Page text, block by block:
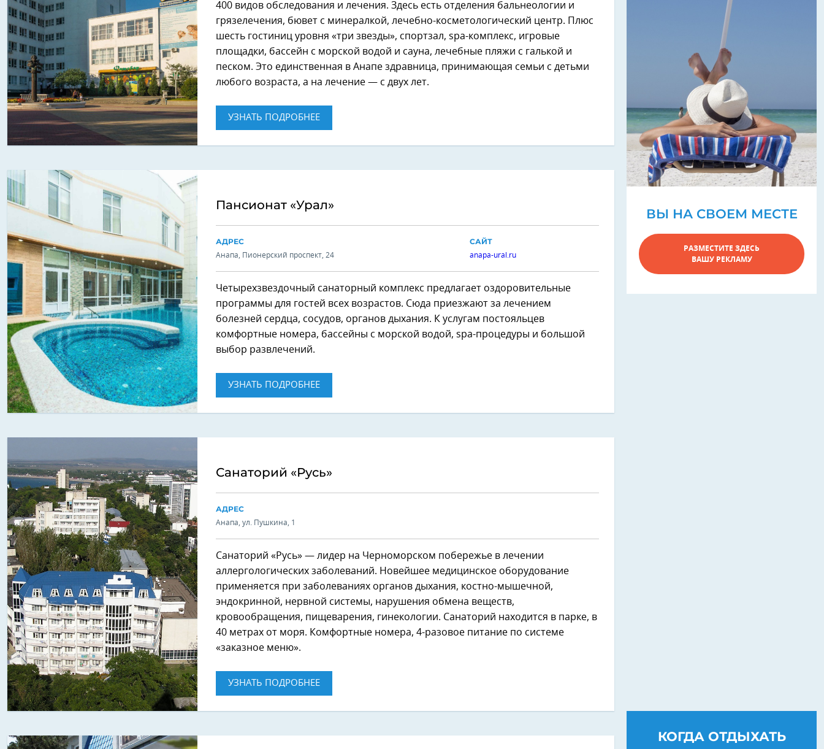
400 видов обследования и лечения. Здесь есть отделения бальнеологии и
грязелечения, бювет с минералкой, лечебно-косметологический центр. Плюс
шесть гостиниц уровня «три звезды», спортзал, spa-комплекс, игровые
площадки, бассейн с морской водой и сауна, лечебные пляжи с галькой и
песком. Это единственная в Анапе здравница, принимающая семьи с детьми
любого возраста, а на лечение — с двух лет.
УЗНАТЬ ПОДРОБНЕЕ
Пансионат «Урал»
АДРЕС
Анапа, Пионерский проспект, 24
САЙТ
anapa-ural.ru
Четырехзвездочный санаторный комплекс предлагает оздоровительные
программы для гостей всех возрастов. Сюда приезжают за лечением
болезней сердца, сосудов, органов дыхания. К услугам постояльцев
комфортные номера, бассейны с морской водой, spa-процедуры и большой
выбор развлечений.
УЗНАТЬ ПОДРОБНЕЕ
Санаторий «Русь»
АДРЕС
Анапа, ул. Пушкина, 1
Санаторий «Русь» — лидер на Черноморском побережье в лечении
аллергологических заболеваний. Новейшее медицинское оборудование
применяется при заболеваниях органов дыхания, костно-мышечной,
эндокринной, нервной системы, нарушения обмена веществ,
кровообращения, пищеварения, гинекологии. Санаторий находится в парке, в
40 метрах от моря. Комфортные номера, 4-разовое питание по системе
«заказное меню».
УЗНАТЬ ПОДРОБНЕЕ
ВЫ НА СВОЕМ МЕСТЕ
РАЗМЕСТИТЕ ЗДЕСЬ
ВАШУ РЕКЛАМУ
КОГДА ОТДЫХАТЬ